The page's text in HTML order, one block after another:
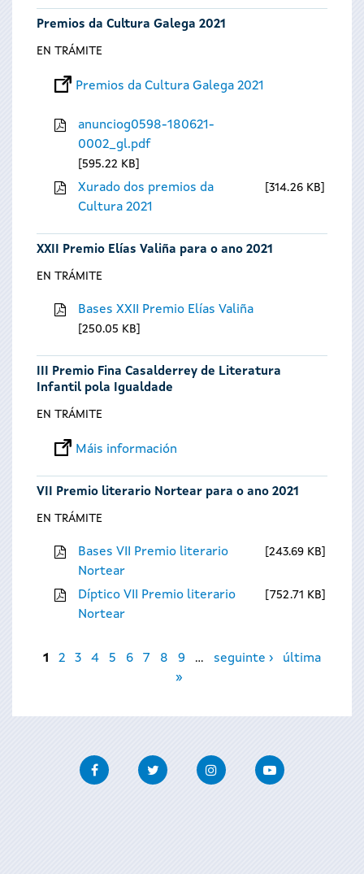
Premios da Cultura Galega 2021
EN TRÁMITE
Premios da Cultura Galega 2021
anunciog0598-180621-
0002_gl.pdf
595.22 KB
Xurado dos premios da
Cultura 2021
314.26 KB
XXII Premio Elías Valiña para o ano 2021
EN TRÁMITE
Bases XXII Premio Elías Valiña
250.05 KB
III Premio Fina Casalderrey de Literatura
Infantil pola Igualdade
EN TRÁMITE
Máis información
VII Premio literario Nortear para o ano 2021
EN TRÁMITE
Bases VII Premio literario
Nortear
243.69 KB
Díptico VII Premio literario
Nortear
752.71 KB
Páxinas
1 2 3 4 5 6 7 8 9 … seguinte ›
última
»
FacebookTwitter InstagramYoutube